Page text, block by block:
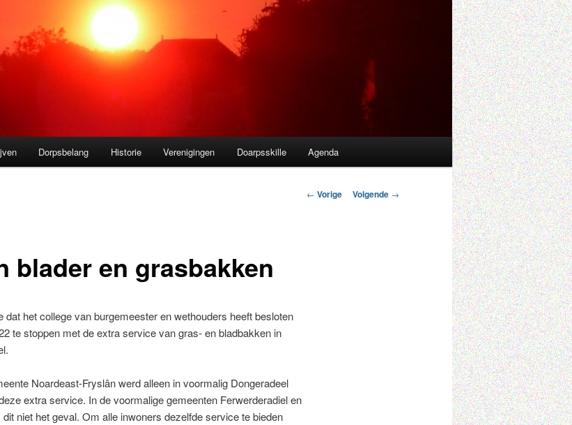
Dorpsbelang Historie Verenigingen Doarpsskille Agenda
Berichtnavigatie
← Vorige Volgende →
blader en grasbakken
dat het college van burgemeester en wethouders heeft besloten
te stoppen met de extra service van gras- en bladbakken in
Noardeast-Fryslân werd alleen in voormalig Dongeradeel
extra service. In de voormalige gemeenten Ferwerderadiel en
niet het geval. Om alle inwoners dezelfde service te bieden